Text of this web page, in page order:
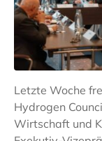
Letzte Woche
Hydrogen
Wirtschaft und